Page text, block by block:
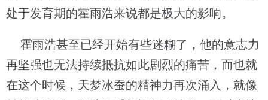
处于发育期的霍雨浩来说都是极大的影响。
霍雨浩甚至已经开始有些迷糊了，他的意志力
再坚强也无法持续抵抗如此剧烈的痛苦，而也就
在这个时候，天梦冰蚕的精神力再次涌入，就像